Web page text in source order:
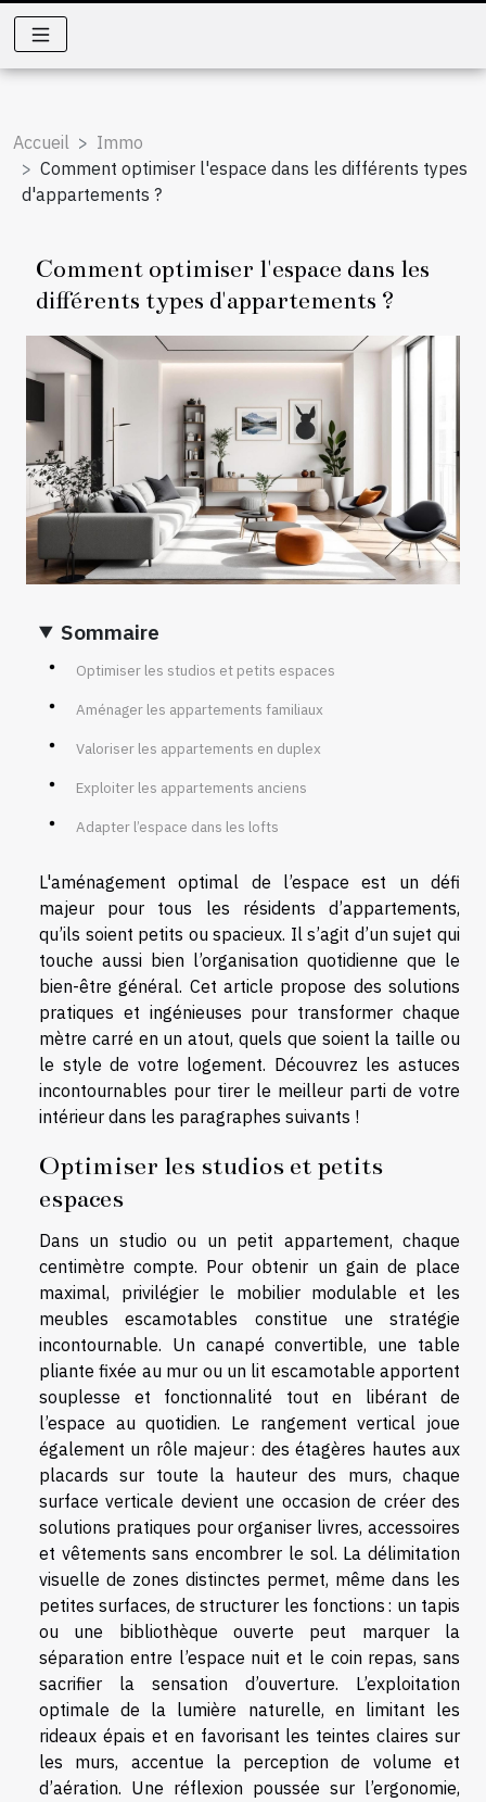
Accueil
Immo
Comment optimiser l'espace dans les différents types
d'appartements ?
Comment optimiser l'espace dans les
différents types d'appartements ?
Sommaire
Optimiser les studios et petits espaces
Aménager les appartements familiaux
Valoriser les appartements en duplex
Exploiter les appartements anciens
Adapter l’espace dans les lofts
L'aménagement optimal de l’espace est un défi
majeur pour tous les résidents d’appartements,
qu’ils soient petits ou spacieux. Il s’agit d’un sujet qui
touche aussi bien l’organisation quotidienne que le
bien-être général. Cet article propose des solutions
pratiques et ingénieuses pour transformer chaque
mètre carré en un atout, quels que soient la taille ou
le style de votre logement. Découvrez les astuces
incontournables pour tirer le meilleur parti de votre
intérieur dans les paragraphes suivants !
Optimiser les studios et petits
espaces
Dans un studio ou un petit appartement, chaque
centimètre compte. Pour obtenir un gain de place
maximal, privilégier le mobilier modulable et les
meubles escamotables constitue une stratégie
incontournable. Un canapé convertible, une table
pliante fixée au mur ou un lit escamotable apportent
souplesse et fonctionnalité tout en libérant de
l’espace au quotidien. Le rangement vertical joue
également un rôle majeur : des étagères hautes aux
placards sur toute la hauteur des murs, chaque
surface verticale devient une occasion de créer des
solutions pratiques pour organiser livres, accessoires
et vêtements sans encombrer le sol. La délimitation
visuelle de zones distinctes permet, même dans les
petites surfaces, de structurer les fonctions : un tapis
ou une bibliothèque ouverte peut marquer la
séparation entre l’espace nuit et le coin repas, sans
sacrifier la sensation d’ouverture. L’exploitation
optimale de la lumière naturelle, en limitant les
rideaux épais et en favorisant les teintes claires sur
les murs, accentue la perception de volume et
d’aération. Une réflexion poussée sur l’ergonomie,